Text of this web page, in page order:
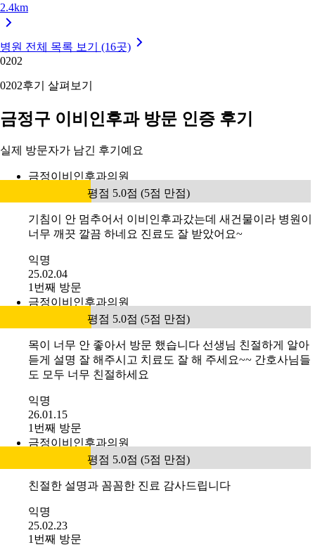
2.4km
병원 전체 목록 보기 (16곳)
0202
0202후기 살펴보기
금정구 이비인후과 방문 인증 후기
실제 방문자가 남긴 후기예요
금정이비인후과의원
평점 5.0점 (5점 만점)
기침이 안 멈추어서 이비인후과갔는데 새건물이라 병원이
너무 깨끗 깔끔 하네요 진료도 잘 받았어요~
익명
25.02.04
1번째 방문
금정이비인후과의원
평점 5.0점 (5점 만점)
목이 너무 안 좋아서 방문 했습니다 선생님 친절하게 알아
듣게 설명 잘 해주시고 치료도 잘 해 주세요~~ 간호사님들
도 모두 너무 친절하세요
익명
26.01.15
1번째 방문
금정이비인후과의원
평점 5.0점 (5점 만점)
친절한 설명과 꼼꼼한 진료 감사드립니다
익명
25.02.23
1번째 방문